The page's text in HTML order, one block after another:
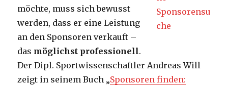
möchte, muss sich bewusst
werden, dass er eine Leistung
an den Sponsoren verkauft –
das möglichst professionell.
Der Dipl. Sportwissenschaftler Andreas Will
zeigt in seinem Buch „Sponsoren finden: